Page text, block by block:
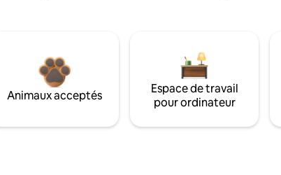
Animaux acceptés
Espace de travail
pour ordinateur